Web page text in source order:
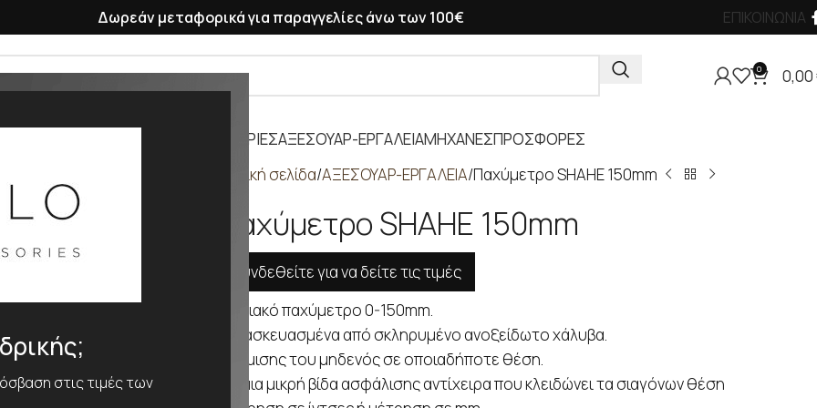
στις τιμές των
Δωρεάν μεταφορικά για παραγγελίες άνω των 100€ ΕΠΙΚΟΙΝΩΝΙΑ
0 0,00
ΜΠΑΤΑΡΙΕΣΑΞΕΣΟΥΑΡ-ΕΡΓΑΛΕΙΑΜΗΧΑΝΕΣΠΡΟΣΦΟΡΕΣ
Αρχική σελίδα ΑΞΕΣΟΥΑΡ-ΕΡΓΑΛΕΙΑ Παχύμετρο SHAHE 150mm
Παχύμετρο SHAHE 150mm
Συνδεθείτε για να δείτε τις τιμές
Ψηφιακό παχύμετρο 0-150mm.
Κατασκευασμένα από σκληρυμένο ανοξείδωτο χάλυβα.
Ρύθμισης του μηδενός σε οποιαδήποτε θέση.
Με μια μικρή βίδα ασφάλισης αντίχειρα που κλειδώνει τα σιαγόνων θέση